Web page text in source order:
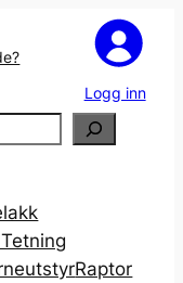
Logg inn
Raptor